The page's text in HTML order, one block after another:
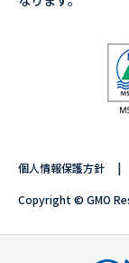
個人情報保護方針
Copyright © GMO